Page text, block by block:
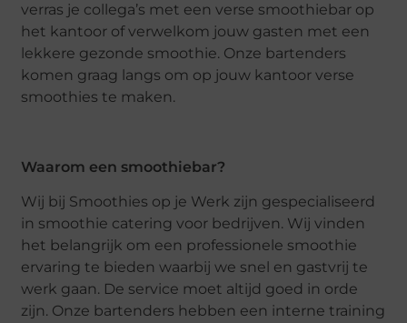
verras je collega’s met een verse smoothiebar op
het kantoor of verwelkom jouw gasten met een
lekkere gezonde smoothie. Onze bartenders
komen graag langs om op jouw kantoor verse
smoothies te maken.
Waarom een smoothiebar?
Wij bij Smoothies op je Werk zijn gespecialiseerd
in smoothie catering voor bedrijven. Wij vinden
het belangrijk om een professionele smoothie
ervaring te bieden waarbij we snel en gastvrij te
werk gaan. De service moet altijd goed in orde
zijn. Onze bartenders hebben een interne training